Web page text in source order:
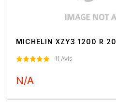
MICHELIN XZY3 1200 R 20
11 Avis
N/A